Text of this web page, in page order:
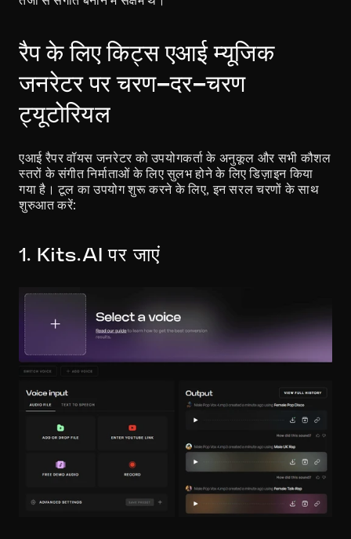
रैप के लिए किट्स एआई म्यूजिक
जनरेटर पर चरण-दर-चरण
ट्यूटोरियल
एआई रैपर वॉयस जनरेटर को उपयोगकर्ता के अनुकूल और सभी कौशल
स्तरों के संगीत निर्माताओं के लिए सुलभ होने के लिए डिज़ाइन किया
गया है। टूल का उपयोग शुरू करने के लिए, इन सरल चरणों के साथ
शुरुआत करें:
1. Kits.AI पर जाएं